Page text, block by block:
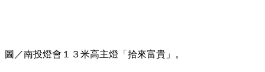
圖／南投燈會１３米高主燈「拾來富貴」。